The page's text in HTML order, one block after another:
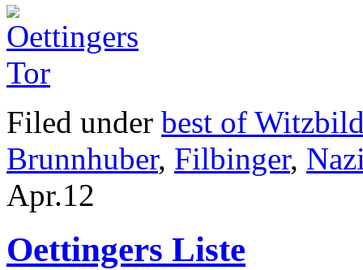
Filed under best of
Brunnhuber, Filbinger,
Apr.12
Oettingers Liste